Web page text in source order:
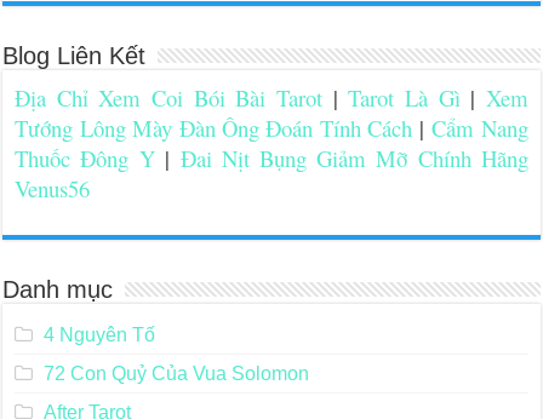
Blog Liên Kết
Địa Chỉ Xem Coi Bói Bài Tarot |Tarot Là Gì| Xem
Tướng Lông Mày Đàn Ông Đoán Tính Cách |Cẩm Nang
Thuốc Đông Y| Đai Nịt Bụng Giảm Mỡ Chính Hãng
Venus56
Danh mục
4 Nguyên Tố
72 Con Quỷ Của Vua Solomon
After Tarot